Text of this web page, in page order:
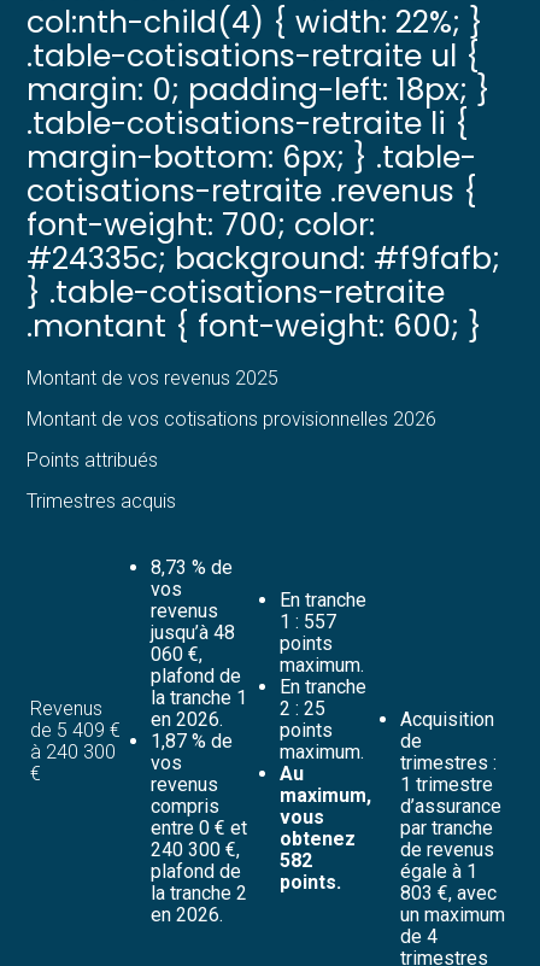
col:nth-child(4) { width: 22%; }
.table-cotisations-retraite ul {
margin: 0; padding-left: 18px; }
.table-cotisations-retraite li {
margin-bottom: 6px; } .table-
cotisations-retraite .revenus {
font-weight: 700; color:
#24335c; background: #f9fafb;
} .table-cotisations-retraite
.montant { font-weight: 600; }
Montant de vos revenus 2025
Montant de vos cotisations provisionnelles 2026
Points attribués
Trimestres acquis
Revenus
de 5 409 €
à 240 300
€
8,73 % de
vos
revenus
jusqu’à 48
060 €,
plafond de
la tranche 1
en 2026.
1,87 % de
vos
revenus
compris
entre 0 € et
240 300 €,
plafond de
la tranche 2
en 2026.
En tranche
1 : 557
points
maximum.
En tranche
2 : 25
points
maximum.
Au
maximum,
vous
obtenez
582
points.
Acquisition
de
trimestres :
1 trimestre
d’assurance
par tranche
de revenus
égale à 1
803 €, avec
un maximum
de 4
trimestres